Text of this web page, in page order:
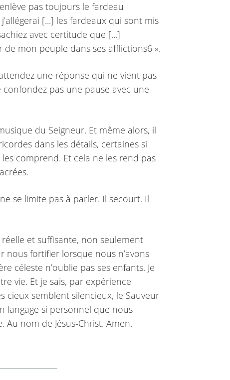
pas toujours le fardeau
[...] les fardeaux qui sont mis
avec certitude que [...]
de mon peuple dans ses afflictions6 ».
une réponse qui ne vient pas
confondez pas une pause avec une
du Seigneur. Et même alors, il
dans les détails, certaines si
comprend. Et cela ne les rend pas
se limite pas à parler. Il secourt. Il
et suffisante, non seulement
fortifier lorsque nous n’avons
céleste n’oublie pas ses enfants. Je
vie. Et je sais, par expérience
cieux semblent silencieux, le Sauveur
langage si personnel que nous
nom de Jésus-Christ. Amen.